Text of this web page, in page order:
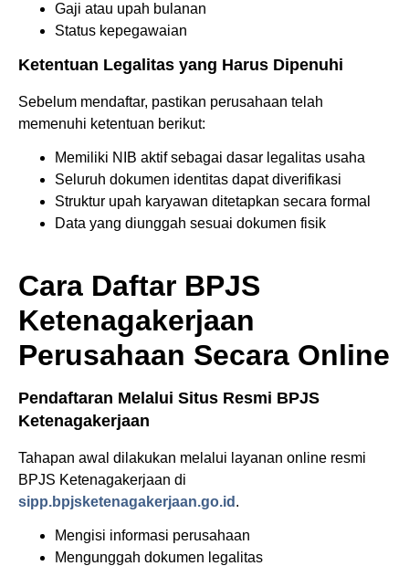
Gaji atau upah bulanan
Status kepegawaian
Ketentuan Legalitas yang Harus Dipenuhi
Sebelum mendaftar, pastikan perusahaan telah
memenuhi ketentuan berikut:
Memiliki NIB aktif sebagai dasar legalitas usaha
Seluruh dokumen identitas dapat diverifikasi
Struktur upah karyawan ditetapkan secara formal
Data yang diunggah sesuai dokumen fisik
Cara Daftar BPJS
Ketenagakerjaan
Perusahaan Secara Online
Pendaftaran Melalui Situs Resmi BPJS
Ketenagakerjaan
Tahapan awal dilakukan melalui layanan online resmi
BPJS Ketenagakerjaan di
sipp.bpjsketenagakerjaan.go.id .
Mengisi informasi perusahaan
Mengunggah dokumen legalitas